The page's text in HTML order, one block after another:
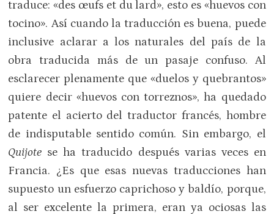
traduce: «des œufs et du lard», esto es «huevos con
tocino». Así cuando la traducción es buena, puede
inclusive aclarar a los naturales del país de la
obra traducida más de un pasaje confuso. Al
esclarecer plenamente que «duelos y quebrantos»
quiere decir «huevos con torreznos», ha quedado
patente el acierto del traductor francés, hombre
de indisputable sentido común. Sin embargo, el
Quijote se ha traducido después varias veces en
Francia. ¿Es que esas nuevas traducciones han
supuesto un esfuerzo caprichoso y baldío, porque,
al ser excelente la primera, eran ya ociosas las